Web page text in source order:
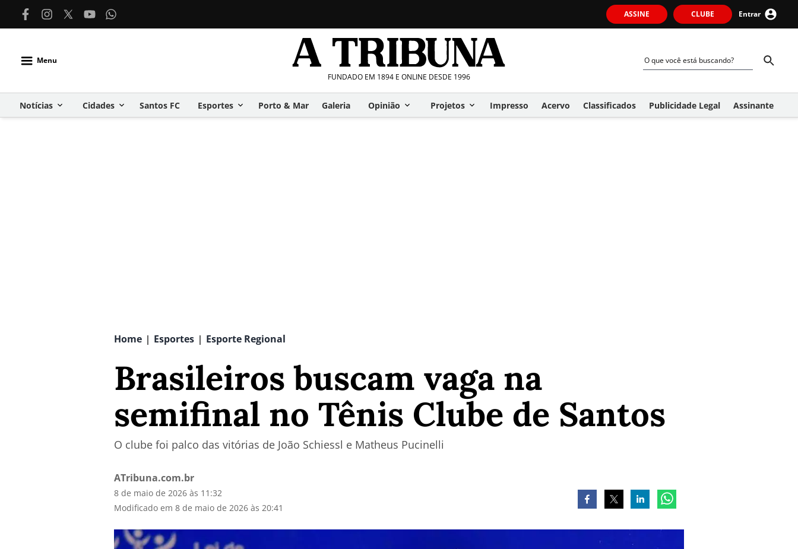
ASSINE CLUBE Entrar
Menu
FUNDADO EM 1894 E ONLINE DESDE 1996
Notícias Cidades Santos FC Esportes Porto & Mar Galeria Opinião Projetos Impresso Acervo Classificados Publicidade Legal Assinante
Home | Esportes | Esporte Regional
Brasileiros buscam vaga na
semifinal no Tênis Clube de Santos
O clube foi palco das vitórias de João Schiessl e Matheus Pucinelli
ATribuna.com.br
8 de maio de 2026 às 11:32
Modificado em 8 de maio de 2026 às 20:41